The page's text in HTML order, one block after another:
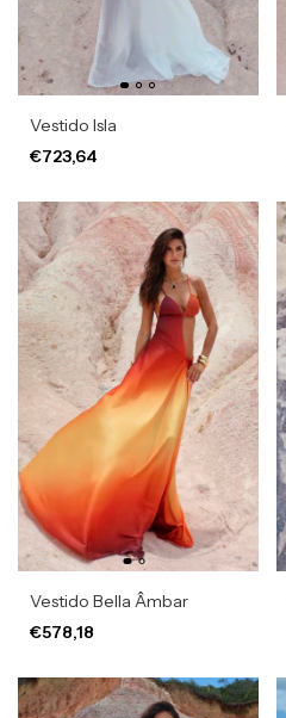
Vestido Isla
€723,64
Vestido Bella Âmbar
€578,18